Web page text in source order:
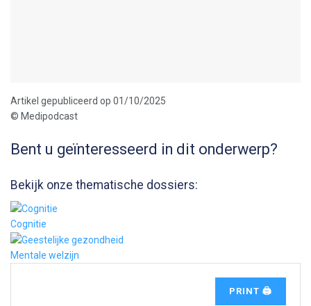
Artikel gepubliceerd op 01/10/2025
© Medipodcast
Bent u geïnteresseerd in dit onderwerp?
Bekijk onze thematische dossiers:
Cognitie
Mentale welzijn
PRINT 🖨